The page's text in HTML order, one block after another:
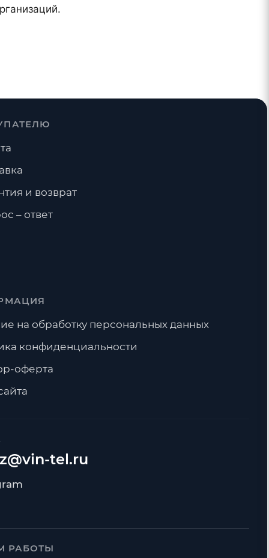
tel.ru
РАБОТЫ
и возврат
– ответ
на обработку персональных данных
конфиденциальности
оферта